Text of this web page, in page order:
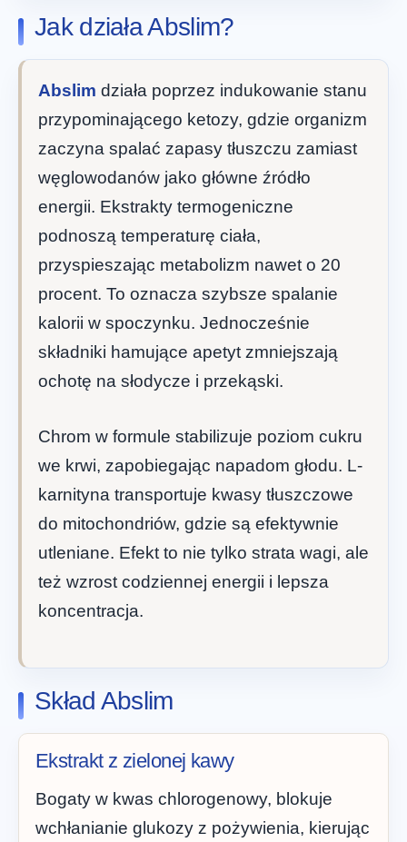
Jak działa Abslim?
Abslim działa poprzez indukowanie stanu
przypominającego ketozy, gdzie organizm
zaczyna spalać zapasy tłuszczu zamiast
węglowodanów jako główne źródło
energii. Ekstrakty termogeniczne
podnoszą temperaturę ciała,
przyspieszając metabolizm nawet o 20
procent. To oznacza szybsze spalanie
kalorii w spoczynku. Jednocześnie
składniki hamujące apetyt zmniejszają
ochotę na słodycze i przekąski.
Chrom w formule stabilizuje poziom cukru
we krwi, zapobiegając napadom głodu. L-
karnityna transportuje kwasy tłuszczowe
do mitochondriów, gdzie są efektywnie
utleniane. Efekt to nie tylko strata wagi, ale
też wzrost codziennej energii i lepsza
koncentracja.
Skład Abslim
Ekstrakt z zielonej kawy
Bogaty w kwas chlorogenowy, blokuje
wchłanianie glukozy z pożywienia, kierując